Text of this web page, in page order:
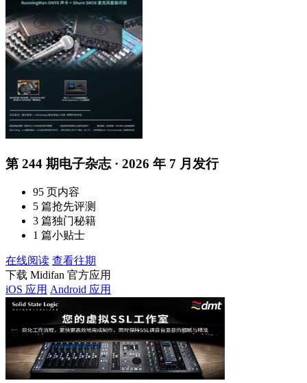
第 244 期电子杂志 · 2026 年 7 月发行
95 页内容
5 篇抢先评测
3 篇独门秘籍
1 篇小贴士
在线阅读 查看往期
下载 Midifan 官方应用
iOS 应用 Android 应用